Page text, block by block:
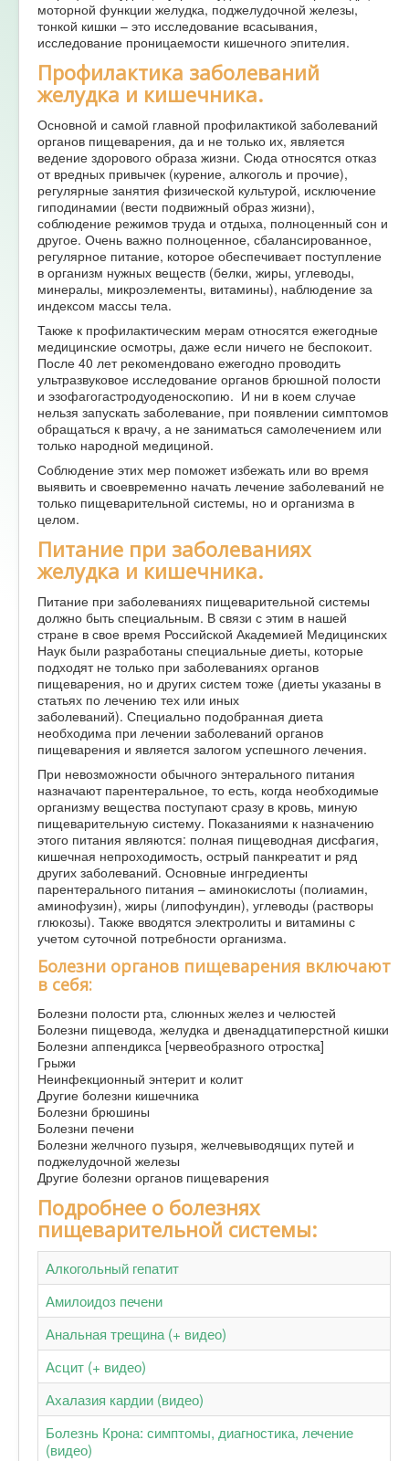
моторной функции желудка, поджелудочной железы,
тонкой кишки – это исследование всасывания,
исследование проницаемости кишечного эпителия.
Профилактика заболеваний
желудка и кишечника.
Основной и самой главной профилактикой заболеваний
органов пищеварения, да и не только их, является
ведение здорового образа жизни. Сюда относятся отказ
от вредных привычек (курение, алкоголь и прочие),
регулярные занятия физической культурой, исключение
гиподинамии (вести подвижный образ жизни),
соблюдение режимов труда и отдыха, полноценный сон и
другое. Очень важно полноценное, сбалансированное,
регулярное питание, которое обеспечивает поступление
в организм нужных веществ (белки, жиры, углеводы,
минералы, микроэлементы, витамины), наблюдение за
индексом массы тела.
Также к профилактическим мерам относятся ежегодные
медицинские осмотры, даже если ничего не беспокоит.
После 40 лет рекомендовано ежегодно проводить
ультразвуковое исследование органов брюшной полости
и эзофагогастродуоденоскопию. И ни в коем случае
нельзя запускать заболевание, при появлении симптомов
обращаться к врачу, а не заниматься самолечением или
только народной медициной.
Соблюдение этих мер поможет избежать или во время
выявить и своевременно начать лечение заболеваний не
только пищеварительной системы, но и организма в
целом.
Питание при заболеваниях
желудка и кишечника.
Питание при заболеваниях пищеварительной системы
должно быть специальным. В связи с этим в нашей
стране в свое время Российской Академией Медицинских
Наук были разработаны специальные диеты, которые
подходят не только при заболеваниях органов
пищеварения, но и других систем тоже (диеты указаны в
статьях по лечению тех или иных
заболеваний). Специально подобранная диета
необходима при лечении заболеваний органов
пищеварения и является залогом успешного лечения.
При невозможности обычного энтерального питания
назначают парентеральное, то есть, когда необходимые
организму вещества поступают сразу в кровь, миную
пищеварительную систему. Показаниями к назначению
этого питания являются: полная пищеводная дисфагия,
кишечная непроходимость, острый панкреатит и ряд
других заболеваний. Основные ингредиенты
парентерального питания – аминокислоты (полиамин,
аминофузин), жиры (липофундин), углеводы (растворы
глюкозы). Также вводятся электролиты и витамины с
учетом суточной потребности организма.
Болезни органов пищеварения включают
в себя:
Болезни полости рта, слюнных желез и челюстей
Болезни пищевода, желудка и двенадцатиперстной кишки
Болезни аппендикса [червеобразного отростка]
Грыжи
Неинфекционный энтерит и колит
Другие болезни кишечника
Болезни брюшины
Болезни печени
Болезни желчного пузыря, желчевыводящих путей и
поджелудочной железы
Другие болезни органов пищеварения
Подробнее о болезнях
пищеварительной системы:
Алкогольный гепатит
Амилоидоз печени
Анальная трещина (+ видео)
Асцит (+ видео)
Ахалазия кардии (видео)
Болезнь Крона: симптомы, диагностика, лечение
(видео)